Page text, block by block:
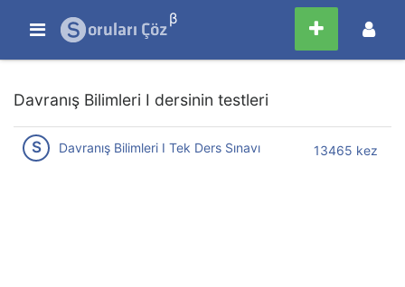
β
Davranış Bilimleri I dersinin testleri
S Davranış Bilimleri I Tek Ders Sınavı 13465 kez